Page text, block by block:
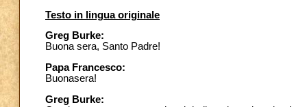
Testo in lingua originale
Greg Burke:
Buona sera, Santo Padre!
Papa Francesco:
Buonasera!
Greg Burke: